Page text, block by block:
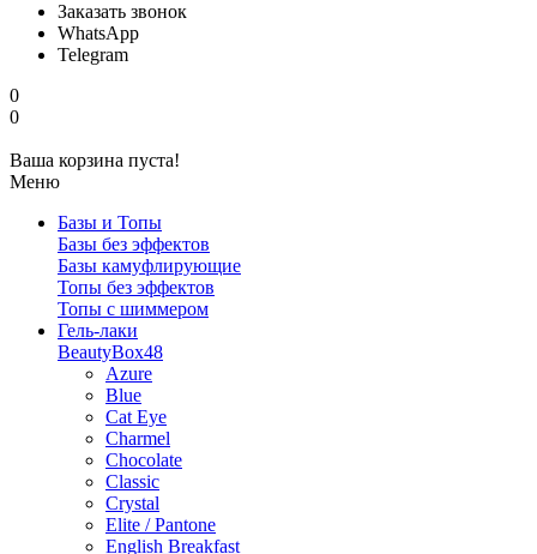
Заказать звонок
WhatsApp
Telegram
0
0
Ваша корзина пуста!
Меню
Базы и Топы
Базы без эффектов
Базы камуфлирующие
Топы без эффектов
Топы с шиммером
Гель-лаки
BeautyBox48
Azure
Blue
Cat Eye
Charmel
Chocolate
Classic
Crystal
Elite / Pantone
English Breakfast